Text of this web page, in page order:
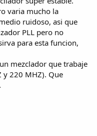
varia mucho la
ruidoso, asi que
PLL pero no
para esta funcion,
mezclador que trabaje
y 220 MHZ). Que